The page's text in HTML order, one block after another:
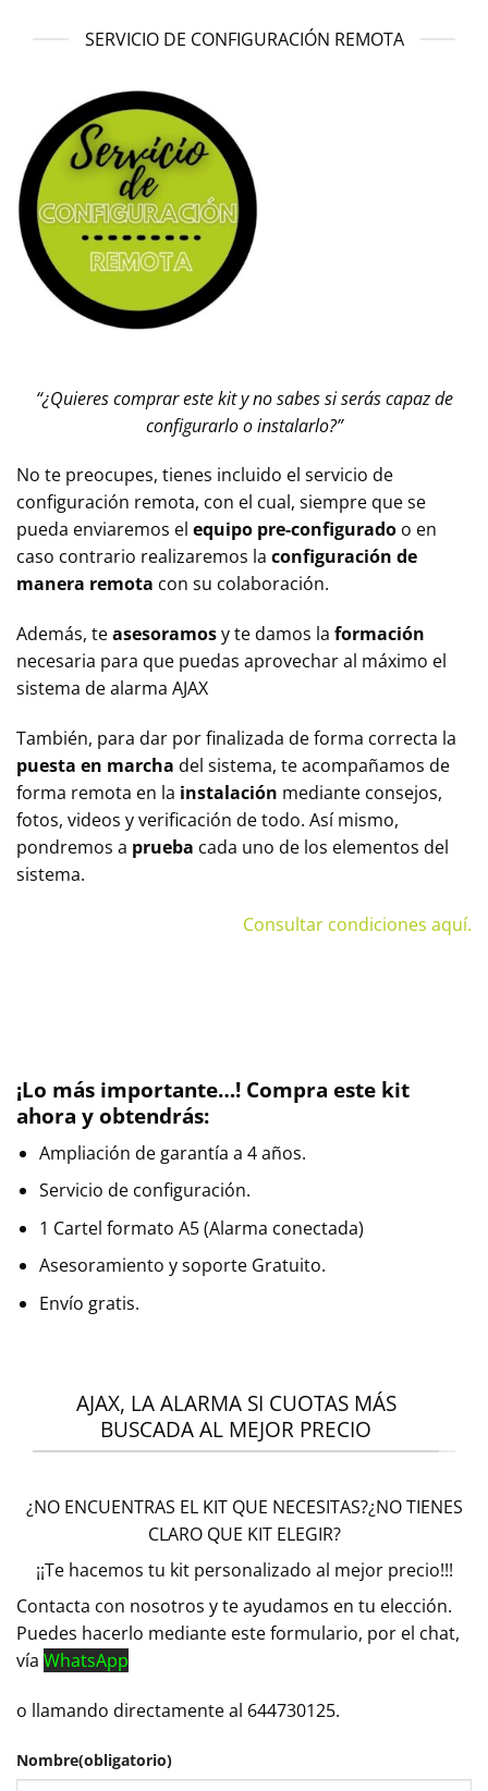
SERVICIO DE CONFIGURACIÓN REMOTA
“¿Quieres comprar este kit y no sabes si serás capaz de
configurarlo o instalarlo?”
No te preocupes, tienes incluido el servicio de
configuración remota, con el cual, siempre que se
pueda enviaremos el equipo pre-configurado o en
caso contrario realizaremos la configuración de
manera remota con su colaboración.
Además, teasesoramosy te damos la formación
necesaria para que puedas aprovechar al máximo el
sistema de alarma AJAX
También, para dar por finalizada de forma correcta la
puesta en marcha del sistema, te acompañamos de
forma remota en la instalación mediante consejos,
fotos, videos y verificación de todo. Así mismo,
pondremos a prueba cada uno de los elementos del
sistema.
Consultar condiciones aquí.
¡Lo más importante…! Compra este kit
ahora y obtendrás:
Ampliación de garantía a 4 años.
Servicio de configuración.
1 Cartel formato A5 (Alarma conectada)
Asesoramiento y soporte Gratuito.
Envío gratis.
AJAX, LA ALARMA SI CUOTAS MÁS
BUSCADA AL MEJOR PRECIO
¿NO ENCUENTRAS EL KIT QUE NECESITAS?¿NO TIENES
CLARO QUE KIT ELEGIR?
¡¡Te hacemos tu kit personalizado al mejor precio!!!
Contacta con nosotros y te ayudamos en tu elección.
Puedes hacerlo mediante este formulario, por el chat,
vía WhatsApp
o llamando directamente al 644730125.
Nombre(obligatorio)